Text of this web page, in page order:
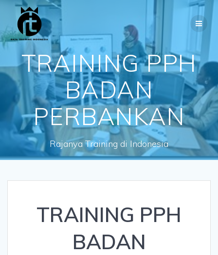
content
TRAINING PPH
BADAN
PERBANKAN
Rajanya Training di Indonesia
TRAINING PPH
BADAN